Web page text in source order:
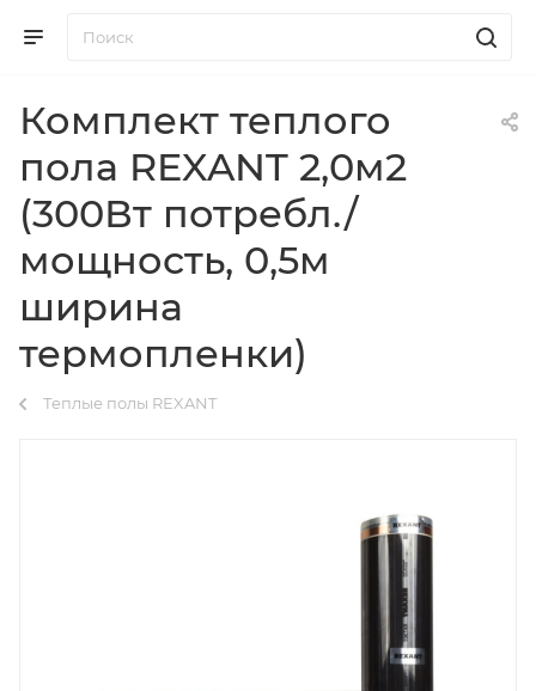
Комплект теплого
пола REXANT 2,0м2
(300Вт потребл./
мощность, 0,5м
ширина
термопленки)
Теплые полы REXANT